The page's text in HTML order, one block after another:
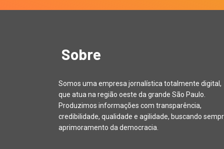
Sobre
Somos uma empresa jornalística totalmente digital,
que atua na região oeste da grande São Paulo.
Produzimos informações com transparência,
credibilidade, qualidade e agilidade, buscando
aprimoramento da democracia.